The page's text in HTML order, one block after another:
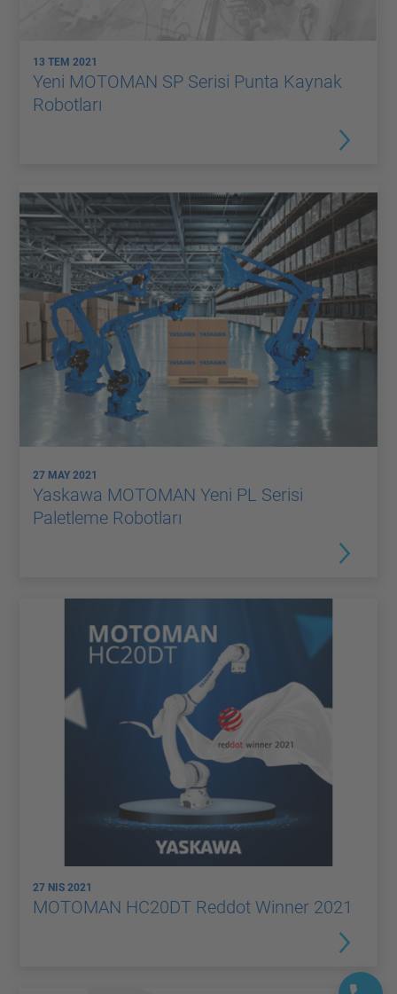
13 TEM 2021
Yeni MOTOMAN SP Serisi Punta Kaynak
Robotları
27 MAY 2021
Yaskawa MOTOMAN Yeni PL Serisi
Paletleme Robotları
27 NIS 2021
MOTOMAN HC20DT Reddot Winner 2021